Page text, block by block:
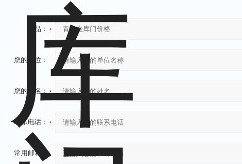
产品：
您的单位：
您的姓名：
联系电话：
常用邮箱：